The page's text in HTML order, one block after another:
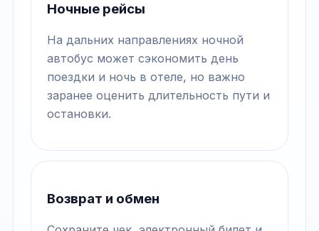
Ночные рейсы
На дальних направлениях ночной
автобус может сэкономить день
поездки и ночь в отеле, но важно
заранее оценить длительность пути и
остановки.
Возврат и обмен